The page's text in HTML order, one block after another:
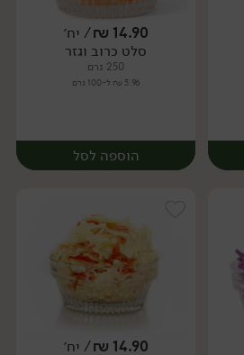
יח׳
14.90
₪/ יח׳
סלט כרוב וגזר
250 גרם
5.96 ₪ ל-100 גרם
הוספה לסל
14.90
₪/ יח׳